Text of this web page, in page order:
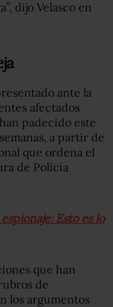
dijo Velasco en
ante la
afectados
padecido este
a partir de
que ordena el
de Policía
Esto es lo
que han
de
los argumentos